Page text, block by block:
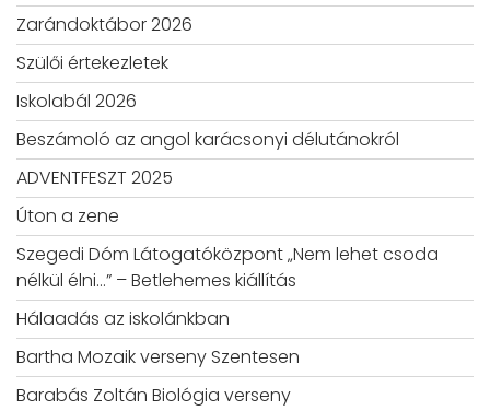
Zarándoktábor 2026
Szülői értekezletek
Iskolabál 2026
Beszámoló az angol karácsonyi délutánokról
ADVENTFESZT 2025
Úton a zene
Szegedi Dóm Látogatóközpont „Nem lehet csoda
nélkül élni…” – Betlehemes kiállítás
Hálaadás az iskolánkban
Bartha Mozaik verseny Szentesen
Barabás Zoltán Biológia verseny